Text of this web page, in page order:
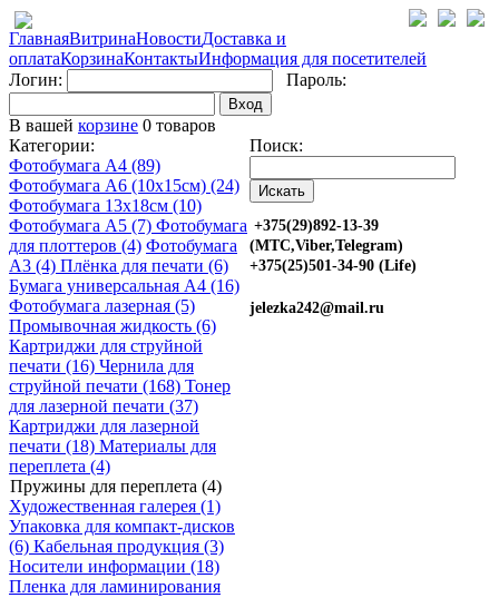
ГлавнаяВитринаНовостиДоставка и
оплатаКорзинаКонтактыИнформация для посетителей
Логин:
Пароль:
Вход
В вашей корзине 0 товаров
Категории:
Фотобумага A4 (89)
Фотобумага A6 (10х15см) (24)
Фотобумага 13х18см (10)
Фотобумага A5 (7) Фотобумага
для плоттеров (4) Фотобумага
A3 (4) Плёнка для печати (6)
Бумага универсальная A4 (16)
Фотобумага лазерная (5)
Промывочная жидкость (6)
Картриджи для струйной
печати (16) Чернила для
струйной печати (168) Тонер
для лазерной печати (37)
Картриджи для лазерной
печати (18) Материалы для
переплета (4)
Пружины для переплета (4)
Художественная галерея (1)
Упаковка для компакт-дисков
(6) Кабельная продукция (3)
Носители информации (18)
Пленка для ламинирования
Поиск:
+375(29)892-13-39
(МТС,Viber,Telegram)
+375(25)501-34-90 (Life)
jelezka242@mail.ru